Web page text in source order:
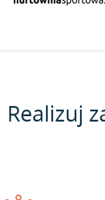
Realizuj